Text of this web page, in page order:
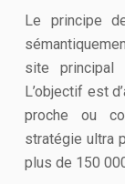
Le principe
site
L’objectif est
proche ou
stratégie ultra
plus de 150